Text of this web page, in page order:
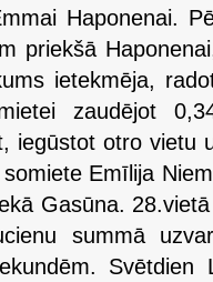
Haponenai.
priekšā
ietekmēja,
zaudējot
iegūstot otro vietu
Emīlija
Gasūna.
summā
Svētdien